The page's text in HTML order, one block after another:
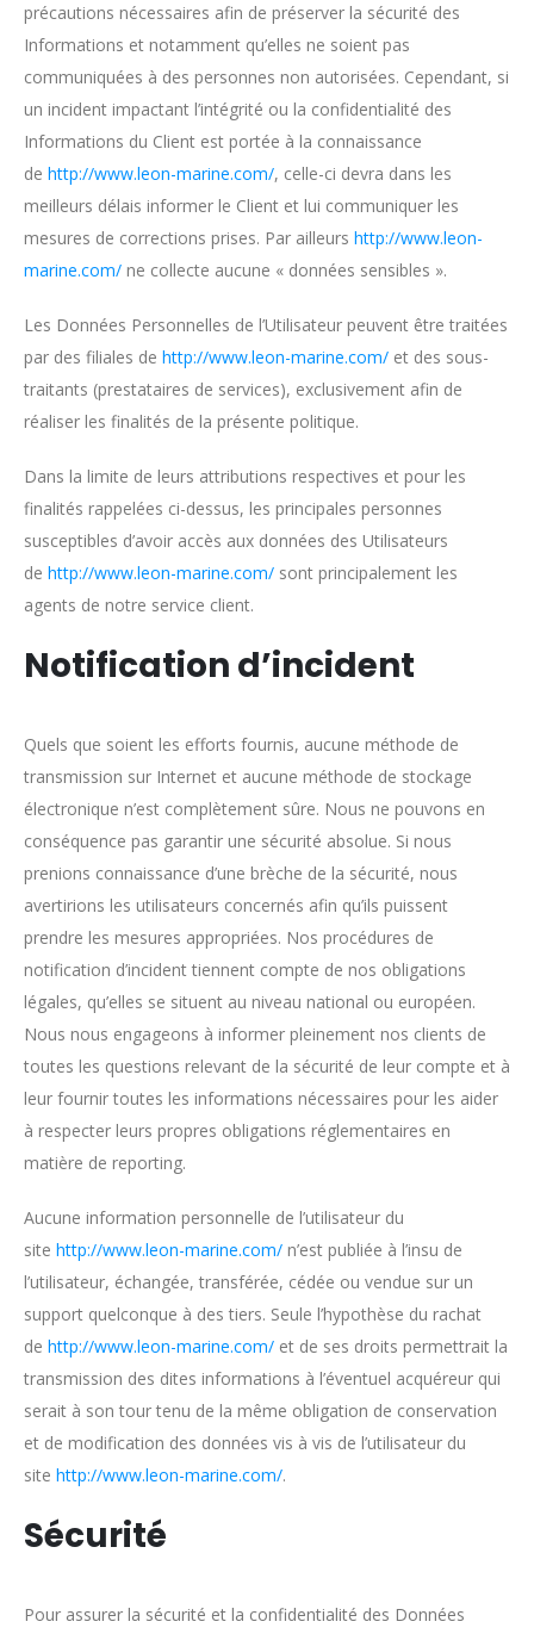
précautions nécessaires afin de préserver la sécurité des
Informations et notamment qu’elles ne soient pas
communiquées à des personnes non autorisées. Cependant, si
un incident impactant l’intégrité ou la confidentialité des
Informations du Client est portée à la connaissance
de http://www.leon-marine.com/, celle-ci devra dans les
meilleurs délais informer le Client et lui communiquer les
mesures de corrections prises. Par ailleurs http://www.leon-
marine.com/ ne collecte aucune « données sensibles ».
Les Données Personnelles de l’Utilisateur peuvent être traitées
par des filiales de http://www.leon-marine.com/ et des sous-
traitants (prestataires de services), exclusivement afin de
réaliser les finalités de la présente politique.
Dans la limite de leurs attributions respectives et pour les
finalités rappelées ci-dessus, les principales personnes
susceptibles d’avoir accès aux données des Utilisateurs
de http://www.leon-marine.com/ sont principalement les
agents de notre service client.
Notification d’incident
Quels que soient les efforts fournis, aucune méthode de
transmission sur Internet et aucune méthode de stockage
électronique n’est complètement sûre. Nous ne pouvons en
conséquence pas garantir une sécurité absolue. Si nous
prenions connaissance d’une brèche de la sécurité, nous
avertirions les utilisateurs concernés afin qu’ils puissent
prendre les mesures appropriées. Nos procédures de
notification d’incident tiennent compte de nos obligations
légales, qu’elles se situent au niveau national ou européen.
Nous nous engageons à informer pleinement nos clients de
toutes les questions relevant de la sécurité de leur compte et à
leur fournir toutes les informations nécessaires pour les aider
à respecter leurs propres obligations réglementaires en
matière de reporting.
Aucune information personnelle de l’utilisateur du
site http://www.leon-marine.com/ n’est publiée à l’insu de
l’utilisateur, échangée, transférée, cédée ou vendue sur un
support quelconque à des tiers. Seule l’hypothèse du rachat
de http://www.leon-marine.com/ et de ses droits permettrait la
transmission des dites informations à l’éventuel acquéreur qui
serait à son tour tenu de la même obligation de conservation
et de modification des données vis à vis de l’utilisateur du
site http://www.leon-marine.com/.
Sécurité
Pour assurer la sécurité et la confidentialité des Données